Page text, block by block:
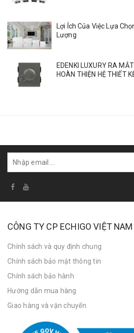
Lợi Ích Của Việc Lựa
Lượng
EDENKI LUXURY RA
HOÀN THIỆN HỆ THIẾT
CÔNG TY CP ECHIGO VIỆT NAM
Chính sách và quy định chung
Chính sách bảo mật thông tin
Chính sách bảo hành
Hướng dẫn mua hàng
Giao hàng và vận chuyển